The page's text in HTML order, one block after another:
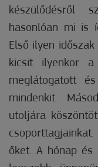
készülődésről
hasonlóan mi is
Első ilyen
kicsit ilyenkor a
meglátogatott
mindenkit.
utoljára
őket. A hónap és